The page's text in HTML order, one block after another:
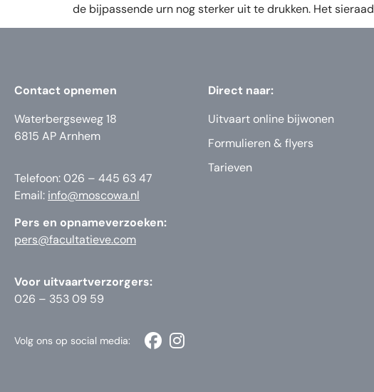
de bijpassende urn nog sterker uit te drukken. Het
Contact opnemen
Waterbergseweg 18
6815 AP Arnhem
Telefoon: 026 – 445 63 47
Email: info@moscowa.nl
Pers en opnameverzoeken:
pers@facultatieve.com
Voor uitvaartverzorgers:
026 – 353 09 59
Direct naar:
Uitvaart online bijwonen
Formulieren & flyers
Tarieven
Volg ons op social media: